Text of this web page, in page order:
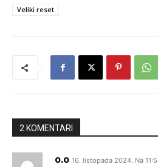
Veliki reset
2 KOMENTARI
o.o 16. listopada 2024. Na